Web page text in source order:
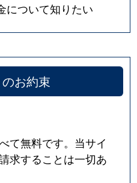
について知りたい
お約束
て無料です。当サイ
求することは一切あ